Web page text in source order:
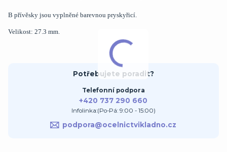
B přívěsky jsou vyplněné barevnou pryskyřicí.
Velikost: 27.3 mm.
Potřebujete poradit?
Telefonní podpora
+420 737 290 660
Infolinka:(Po-Pá: 9:00 - 15:00)
podpora@ocelnictvikladno.cz